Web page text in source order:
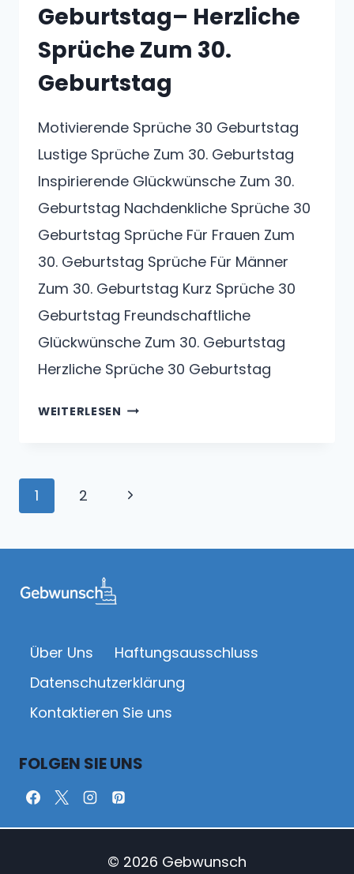
Geburtstag– Herzliche
Sprüche Zum 30.
Geburtstag
Motivierende Sprüche 30 Geburtstag
Lustige Sprüche Zum 30. Geburtstag
Inspirierende Glückwünsche Zum 30.
Geburtstag Nachdenkliche Sprüche 30
Geburtstag Sprüche Für Frauen Zum
30. Geburtstag Sprüche Für Männer
Zum 30. Geburtstag Kurz Sprüche 30
Geburtstag Freundschaftliche
Glückwünsche Zum 30. Geburtstag
Herzliche Sprüche 30 Geburtstag
WEITERLESEN SPRÜCHE
SPRÜCHE
Seitennavigation
1 2
Nächste
Über Uns
Haftungsausschluss
Datenschutz­erklärung
Kontaktieren Sie uns
FOLGEN SIE UNS
© 2026 Gebwunsch